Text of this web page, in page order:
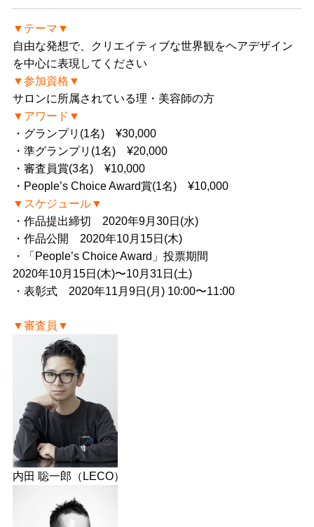
▼テーマ▼
自由な発想で、クリエイティブな世界観をヘアデザイン
を中心に表現してください
▼参加資格▼
サロンに所属されている理・美容師の方
▼アワード▼
・グランプリ(1名) ¥30,000
・準グランプリ(1名) ¥20,000
・審査員賞(3名) ¥10,000
・People’s Choice Award賞(1名) ¥10,000
▼スケジュール▼
・作品提出締切 2020年9月30日(水)
・作品公開 2020年10月15日(木)
・「People’s Choice Award」投票期間
2020年10月15日(木)〜10月31日(土)
・表彰式 2020年11月9日(月) 10:00〜11:00
▼審査員▼
内田 聡一郎（LECO）